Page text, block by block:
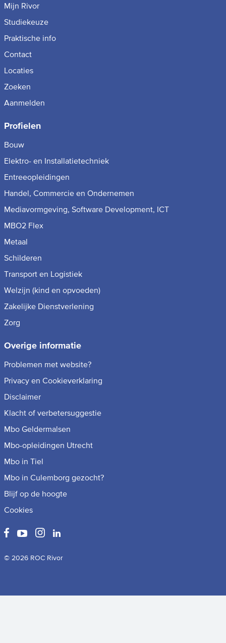
Mijn Rivor
Studiekeuze
Praktische info
Contact
Locaties
Zoeken
Aanmelden
Profielen
Bouw
Elektro- en Installatietechniek
Entreeopleidingen
Handel, Commercie en Ondernemen
Mediavormgeving, Software Development, ICT
MBO2 Flex
Metaal
Schilderen
Transport en Logistiek
Welzijn (kind en opvoeden)
Zakelijke Dienstverlening
Zorg
Overige informatie
Problemen met website?
Privacy en Cookieverklaring
Disclaimer
Klacht of verbetersuggestie
Mbo Geldermalsen
Mbo-opleidingen Utrecht
Mbo in Tiel
Mbo in Culemborg gezocht?
Blijf op de hoogte
Cookies
© 2026 ROC Rivor